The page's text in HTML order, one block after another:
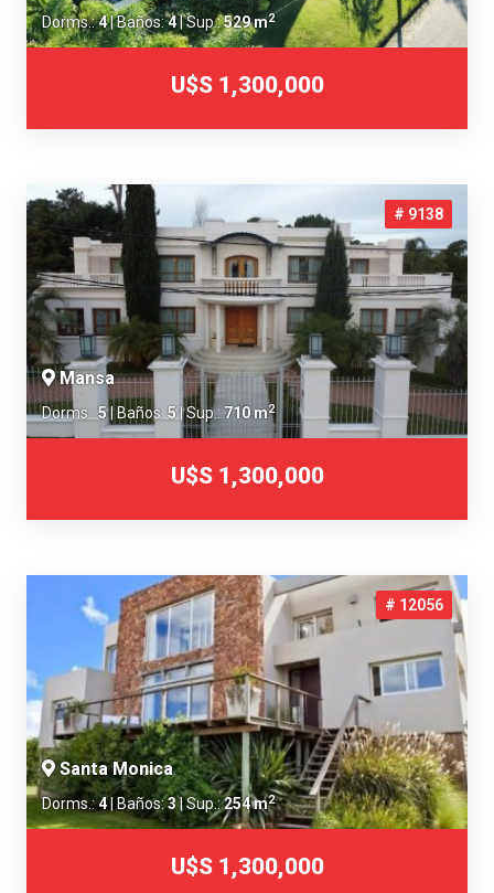
Dorms.:4| Baños:4| Sup.:529 m2
U$S 1,300,000
# 9138
Mansa
Dorms.: 5| Baños: 5 | Sup.:710 m2
U$S 1,300,000
# 12056
Santa Monica
Dorms.:4| Baños:3| Sup.:254 m2
U$S 1,300,000